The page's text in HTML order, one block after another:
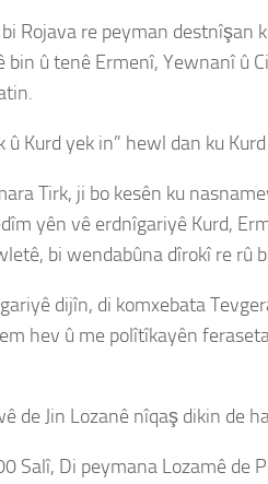
Rojava re peyman destnîşan
û tenê Ermenî, Yewnanî û
Kurd yek in” hewl dan ku
Tirk, ji bo kesên ku
yên vê erdnîgariyê Kurd,
bi wendabûna dîrokî re rû
dijîn, di komxebata
hev û me polîtîkayên
de Jin Lozanê nîqaş dikin de
Salî, Di peymana Lozamê